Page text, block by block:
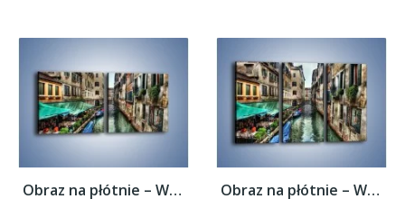
Obraz na płótnie – Wenecka uliczka w... Obraz na płótnie – Wenecka uliczka w...